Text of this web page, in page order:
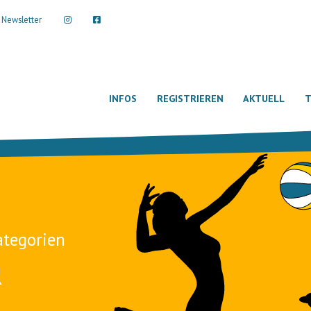
Newsletter
INFOS REGISTRIEREN AKTUELL